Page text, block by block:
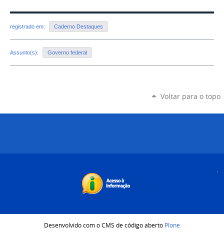
registrado em: Caderno Destaques
Assunto(s): Governo federal
Voltar para o topo
Desenvolvido com o CMS de código aberto Plone